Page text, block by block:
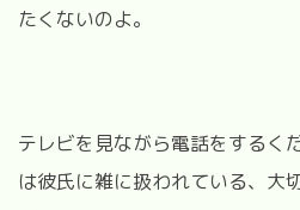
たくないのよ。
テレビを見ながら電話をするく
は彼氏に雑に扱われている、大